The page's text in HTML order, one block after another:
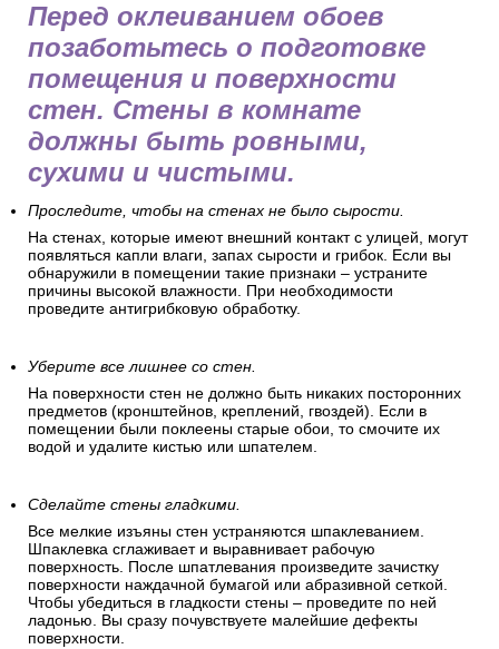
Перед оклеиванием обоев
позаботьтесь о подготовке
помещения и поверхности
стен. Стены в комнате
должны быть ровными,
сухими и чистыми.
Проследите, чтобы на стенах не было сырости.
На стенах, которые имеют внешний контакт с улицей, могут
появляться капли влаги, запах сырости и грибок. Если вы
обнаружили в помещении такие признаки – устраните
причины высокой влажности. При необходимости
проведите антигрибковую обработку.
Уберите все лишнее со стен.
На поверхности стен не должно быть никаких посторонних
предметов (кронштейнов, креплений, гвоздей). Если в
помещении были поклеены старые обои, то смочите их
водой и удалите кистью или шпателем.
Сделайте стены гладкими.
Все мелкие изъяны стен устраняются шпаклеванием.
Шпаклевка сглаживает и выравнивает рабочую
поверхность. После шпатлевания произведите зачистку
поверхности наждачной бумагой или абразивной сеткой.
Чтобы убедиться в гладкости стены – проведите по ней
ладонью. Вы сразу почувствуете малейшие дефекты
поверхности.